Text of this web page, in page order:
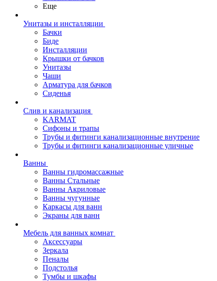
Еще
Унитазы и инсталляции
Бачки
Биде
Инсталляции
Крышки от бачков
Унитазы
Чаши
Арматура для бачков
Сиденья
Слив и канализация
KARMAT
Сифоны и трапы
Трубы и фитинги канализационные внутрение
Трубы и фитинги канализационные уличные
Ванны
Ванны гидромассажные
Ванны Стальные
Ванны Акриловые
Ванны чугунные
Каркасы для ванн
Экраны для ванн
Мебель для ванных комнат
Аксессуары
Зеркала
Пеналы
Подстолья
Тумбы и шкафы